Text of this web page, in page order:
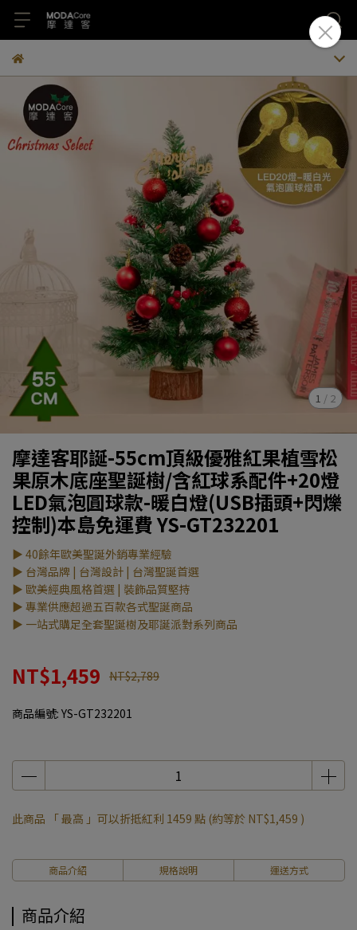
1 / 2
摩達客耶誕-55cm頂級優雅紅果植雪松
果原木底座聖誕樹/含紅球系配件+20燈
LED氣泡圓球款-暖白燈(USB插頭+閃爍
控制)本島免運費 YS-GT232201
▶ 40餘年歐美聖誕外銷專業經驗
▶ 台灣品牌 | 台灣設計 | 台灣聖誕首選
▶ 歐美經典風格首選 | 裝飾品質堅持
▶ 專業供應超過五百款各式聖誕商品
▶ 一站式購足全套聖誕樹及耶誕派對系列商品
NT$1,459 NT$2,789
商品編號: YS-GT232201
此商品 「 最高 」可以折抵紅利 1459 點 (約等於 NT$1,459 )
商品介紹 規格說明 運送方式
商品介紹